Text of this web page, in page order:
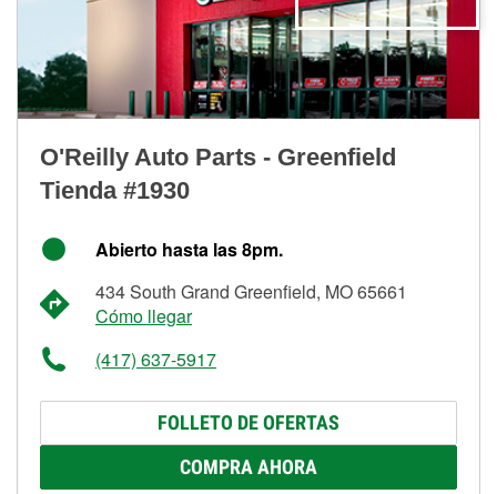
O'Reilly Auto Parts - Greenfield
Tienda #1930
Abierto hasta las 8pm.
434 South Grand Greenfield, MO 65661
Cómo llegar
(417) 637-5917
FOLLETO DE OFERTAS
COMPRA AHORA